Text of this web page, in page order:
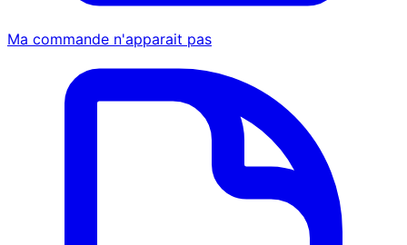
Ma commande n'apparait pas